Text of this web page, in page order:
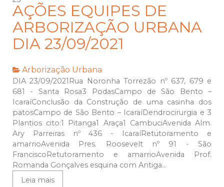
AÇÕES EQUIPES DE
ARBORIZAÇÃO URBANA
DIA 23/09/2021
Arborização Urbana
DIA 23/09/2021Rua Noronha Torrezão nº 637, 679 e
681 - Santa Rosa3 PodasCampo de São Bento –
IcaraíConclusão da Construção de uma casinha dos
patosCampo de São Bento – IcaraíDendrocirurgia e 3
Plantios cito:1 Pitanga1 Araça1 CambuciAvenida Alm.
Ary Parreiras nº 436 - IcaraíRetutoramento e
amarrioAvenida Pres. Roosevelt nº 91 - São
FranciscoRetutoramento e amarrioAvenida Prof.
Romanda Gonçalves esquina com Antiga...
Leia mais